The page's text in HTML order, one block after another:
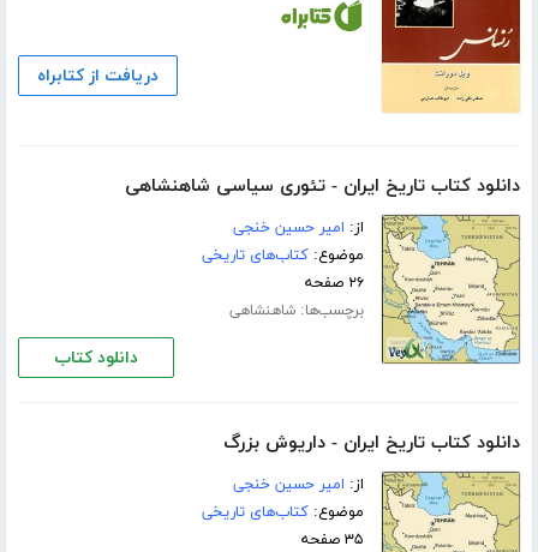
دریافت از کتابراه
دانلود کتاب تاریخ ایران - تئوری سیاسی شاهنشاهی
از: امیر حسین خنجی
موضوع:کتاب‌های تاریخی
۲۶ صفحه
برچسب‌ها:شاهنشاهی
دانلود کتاب
دانلود کتاب تاریخ ایران - داریوش بزرگ
از: امیر حسین خنجی
موضوع:کتاب‌های تاریخی
۳۵ صفحه